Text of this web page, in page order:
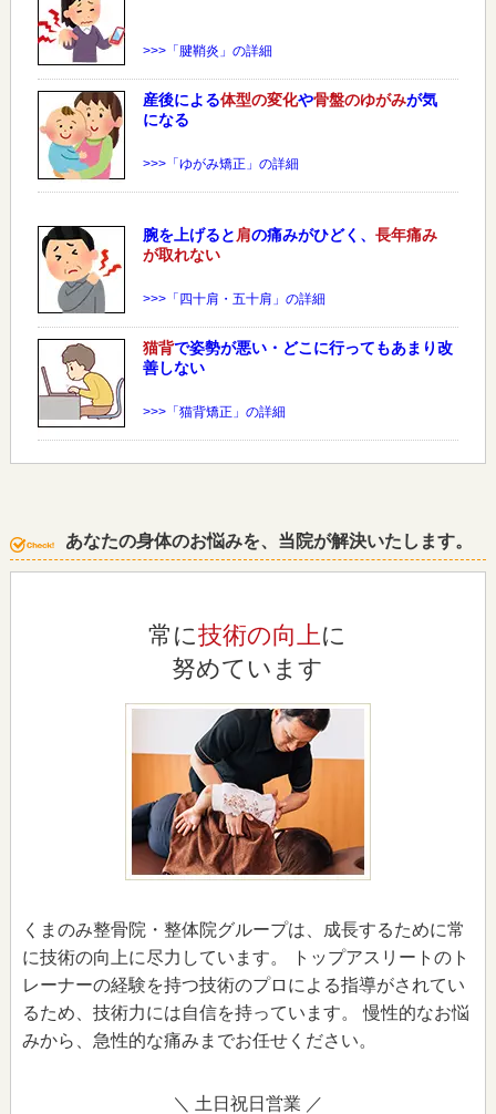
>>>「腱鞘炎」の詳細
産後による体型の変化や骨盤のゆがみが気
になる
>>>「ゆがみ矯正」の詳細
腕を上げると 肩の痛みがひどく、 長年痛み
が取れない
>>>「四十肩・五十肩」の詳細
猫背で姿勢が悪い・どこに行ってもあまり改
善しない
>>>「猫背矯正」の詳細
あなたの身体のお悩みを、当院が解決いたします。
常に技術の向上に
努めています
くまのみ整骨院・整体院グループは、成長するために常
に技術の向上に尽力しています。 トップアスリートのト
レーナーの経験を持つ技術のプロによる指導がされてい
るため、技術力には自信を持っています。 慢性的なお悩
みから、急性的な痛みまでお任せください。
＼ 土日祝日営業 ／